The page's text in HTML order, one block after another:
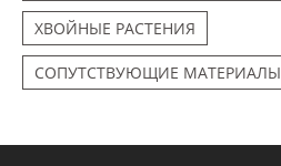
ХВОЙНЫЕ РАСТЕНИЯ
СОПУТСТВУЮЩИЕ МАТЕРИАЛЫ